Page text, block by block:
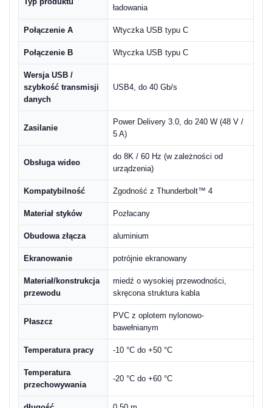
ładowania
Połączenie A Wtyczka USB typu C
Połączenie B Wtyczka USB typu C
Wersja USB /
szybkość transmisji
danych
USB4, do 40 Gb/s
Zasilanie
Power Delivery 3.0, do 240 W (48 V /
5 A)
Obsługa wideo
do 8K / 60 Hz (w zależności od
urządzenia)
Kompatybilność Zgodność z Thunderbolt™ 4
Materiał styków Pozłacany
Obudowa złącza aluminium
Ekranowanie potrójnie ekranowany
Materiał/konstrukcja
przewodu
miedź o wysokiej przewodności,
skręcona struktura kabla
Płaszcz
PVC z oplotem nylonowo-
bawełnianym
Temperatura pracy -10 °C do +50 °C
Temperatura
przechowywania
-20 °C do +60 °C